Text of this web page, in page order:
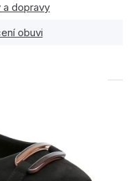
dopravy
obuvi